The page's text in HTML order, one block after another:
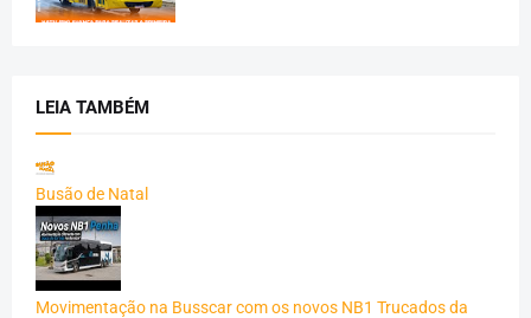
LEIA TAMBÉM
Busão de Natal
Movimentação na Busscar com os novos NB1 Trucados da